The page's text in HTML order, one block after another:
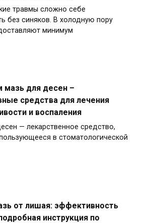
травмы сложно себе
без синяков. В холодную пору
минимум
мазь для десен –
средства для лечения
и воспаления
— лекарственное средство,
в стоматологической
от лишая: эффективность
инструкция по